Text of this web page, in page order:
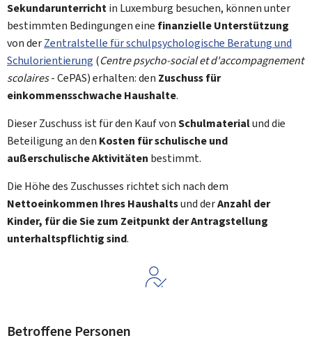
Sekundarunterrichtin Luxemburg besuchen, können unter
bestimmten Bedingungen eine finanzielle Unterstützung
von derZentralstelle für schulpsychologische Beratung und
Schulorientierung (Centre psycho-social et d'accompagnement
scolaires- CePAS) erhalten: den Zuschuss für
einkommensschwache Haushalte.
Dieser Zuschuss ist für den Kauf vonSchulmaterialund die
Beteiligung an den Kosten für schulische und
außerschulische Aktivitäten bestimmt.
Die Höhe des Zuschusses richtet sich nach dem
Nettoeinkommen Ihres Haushaltsund derAnzahl der
Kinder, für die Sie zum Zeitpunkt der Antragstellung
unterhaltspflichtig sind.
Betroffene Personen